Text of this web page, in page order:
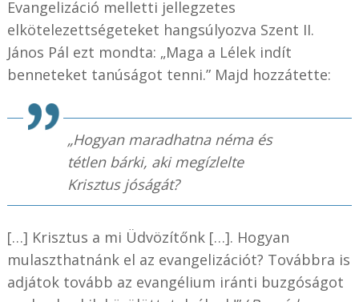
Evangelizáció melletti jellegzetes
elkötelezettségeteket hangsúlyozva Szent II.
János Pál ezt mondta: „Maga a Lélek indít
benneteket tanúságot tenni.” Majd hozzátette:
„Hogyan maradhatna néma és
tétlen bárki, aki megízlelte
Krisztus jóságát?
[…] Krisztus a mi Üdvözítőnk […]. Hogyan
mulaszthatnánk el az evangelizációt? Továbbra is
adjátok tovább az evangélium iránti buzgóságot